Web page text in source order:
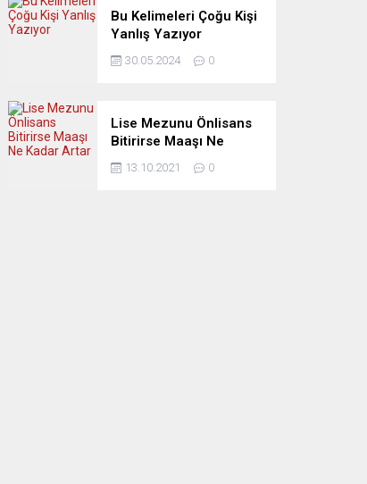
Bu Kelimeleri Çoğu Kişi
Yanlış Yazıyor
30.05.2024 0
Lise Mezunu Önlisans
Bitirirse Maaşı Ne
Kadar Artar
13.10.2021 0